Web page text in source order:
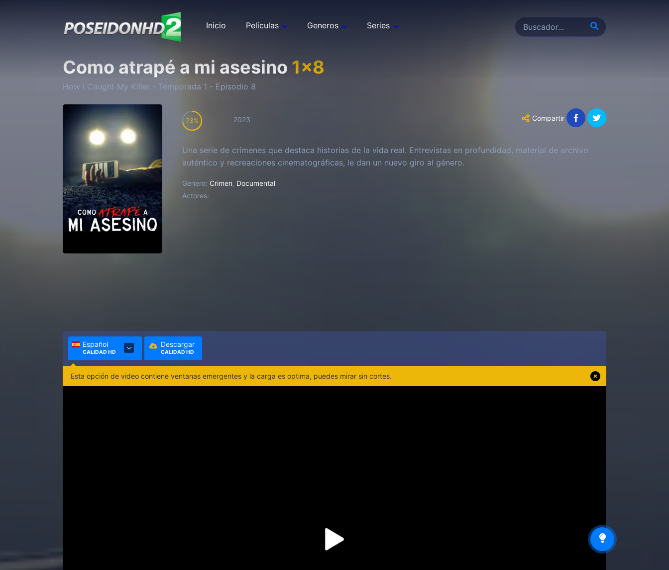
Inicio Películas Generos Series
Como atrapé a mi asesino 1x8
How I Caught My Killer - Temporada 1 - Episodio 8
73 2023 Compartir
Una serie de crímenes que destaca historias de la vida real. Entrevistas en profundidad, material de archivo
auténtico y recreaciones cinematográficas, le dan un nuevo giro al género.
Genero: Crimen, Documental
Actores:
Español
CALIDAD HD
Descargar
CALIDAD HD
Esta opción de video contiene ventanas emergentes y la carga es optima, puedes mirar sin cortes.